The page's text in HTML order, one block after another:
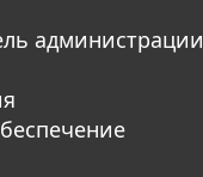
администрации